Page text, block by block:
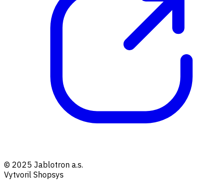
© 2025 Jablotron a.s.
Vytvoril Shopsys